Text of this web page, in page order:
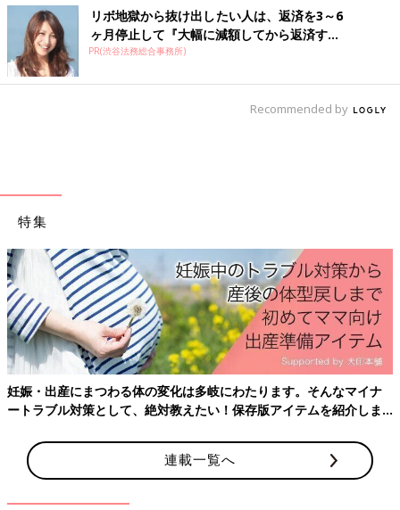
1500万人が利用する六星占術公式占いサイト
（https://www.6sei.net/ ）を監修。
「衣食住」が人生の基本との考えから、アパレルブランド、無農
薬野菜サブスクや「子どもたちが笑顔になる社会の実現」を目指
す【スマイルプロジェクト】を始動するなど多方面で活動中。雑
誌連載も抱え、著書に毎年出版する『六星占術による あなたの
■個人鑑定のお申込み方法などは、公式ホームページ：
https://officehosoki.com
■毎日の運気、各種お知らせは、公式LINEアカウント六星占術公
式 @hosokikaori
https://lin.ee/ztZp2wv
■日々の活動はインスタグラム（kaori_hosoki_official）にて配信
中
https://www.instagram.com/kaori_hosoki_official/
■六星占術の活用方法などをYouTube「細木かおりチャンネル」
にて配信中：
https://www.youtube.com/channel/UCrqbTAs-
OqW0ywKdQDAnQOg
■六星占術占いサイト 細木数子 細木かおり：
https://www.6sei.net/
■六星占術実践スクール：
リボ地獄から抜け出したい人は、返済を3～6
ヶ月停止して『大幅に減額してから返済す...
PR(渋谷法務総合事務所)
Recommended by
特集
妊娠・出産にまつわる体の変化は多岐にわたります。そんなマイナ
ートラブル対策として、絶対教えたい！保存版アイテムを紹介しま
連載一覧へ